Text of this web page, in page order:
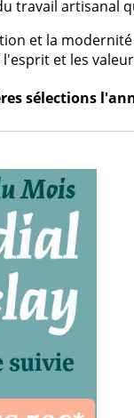
travail artisanal
et la
et les
sélections